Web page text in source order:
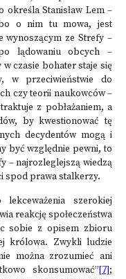
określa Stanisław Lem –
o nim tu mowa, jest
wynoszącym ze Strefy –
lądowaniu obcych –
czasie bohater staje się
w przeciwieństwie do
czy teorii naukowców –
z pobłażaniem, a
by kwestionować tę
decydentów mogą i
być względnie pewni, to
– najrozleglejszą wiedzą
spod prawa stalkerzy.
szerokiej
reakcję społeczeństwa
sobie z opisem zbioru
królowa. Zwykli ludzie
można zrozumieć ani
skonsumować”[7];